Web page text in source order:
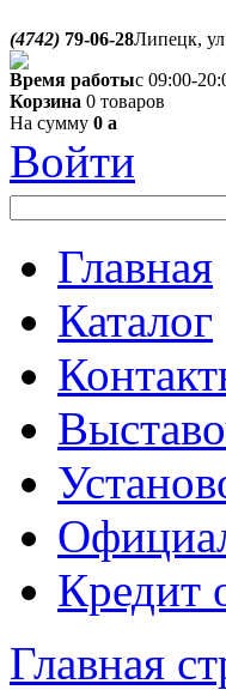
(4742) 79-06-28Липецк,
Время работыс 09:00-
Корзина 0 товаров
На сумму 0 a
Войти
Главная
Каталог
Кредит
Главная